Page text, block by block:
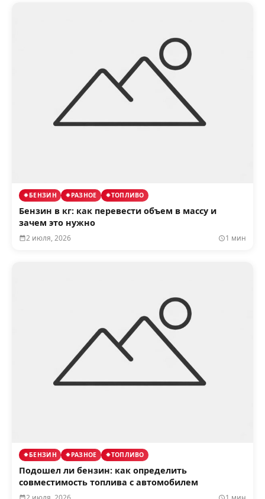
БЕНЗИН РАЗНОЕ ТОПЛИВО
Бензин в кг: как перевести объем в массу и
зачем это нужно
2 июля, 2026 1 мин
БЕНЗИН РАЗНОЕ ТОПЛИВО
Подошел ли бензин: как определить
совместимость топлива с автомобилем